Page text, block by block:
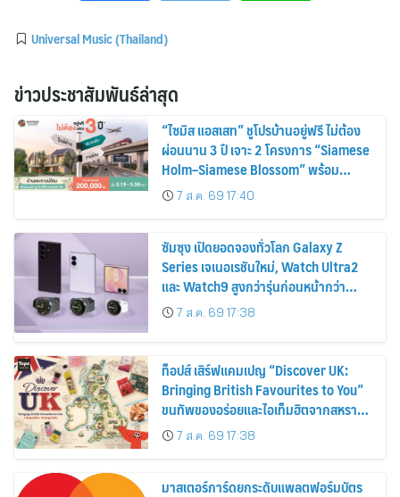
Universal Music (Thailand)
ข่าวประชาสัมพันธ์ล่าสุด
“ไซมิส แอสเสท” ชูโปรบ้านอยู่ฟรี ไม่ต้อง
ผ่อนนาน 3 ปี เจาะ 2 โครงการ “Siamese
Holm–Siamese Blossom” พร้อม
ส่วนลดและสิทธิพิเศษถึง 31 สิงหาคม
2569
7 ส.ค. 69 17:40
ซัมซุง เปิดยอดจองทั่วโลก Galaxy Z
Series เจเนอเรชันใหม่, Watch Ultra2
และ Watch9 สูงกว่ารุ่นก่อนหน้ากว่า
30%7 ส.ค. 69 17:38
ท็อปส์ เสิร์ฟแคมเปญ “Discover UK:
Bringing British Favourites to You”
ขนทัพของอร่อยและไอเท็มฮิตจากสหราช
อาณาจักร ส่งตรงถึงมือตั้งแต่วันนี้ – 18
สิงหาคมนี้
7 ส.ค. 69 17:38
มาสเตอร์การ์ดยกระดับแพลตฟอร์มบัตร